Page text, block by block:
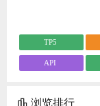
TP5
API
浏览排行